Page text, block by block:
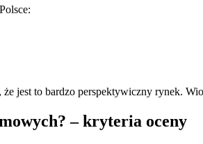
jest to bardzo perspektywiczny rynek.
– kryteria oceny